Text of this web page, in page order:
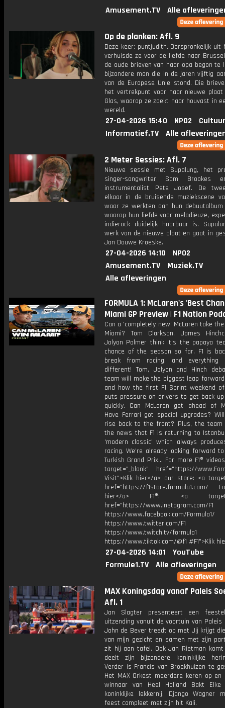
Amusement.TV
Alle
Op de planken: Afl. 9
Deze keer: puntjudith. Oorspronkelijk uit
verhuisde ze voor de liefde naar
de oude brieven van haar opa begon te
bijzondere man die in de jaren vijftig
van de Europese Unie stond. Die
het vertrekpunt voor haar nieuwe
Glas, waarop ze zoekt naar houvast in
wereld.
27-04-2026 15:40 NPO2
Informatief.TV
Alle
2 Meter Sessies: Afl. 7
Nieuwe sessie met Supalung, het
singer-songwriter Sam Brookes
instrumentalist Pete Josef. De
elkaar in de bruisende muziekscene
waar ze werkten aan hun
waarop hun liefde voor melodieuze,
indierock duidelijk hoorbaar is.
werk van de nieuwe plaat en gaat in
Jan Douwe Kroeske.
27-04-2026 14:10
NPO2
Amusement.TV
Muziek.TV
Alle afleveringen
FORMULA 1: McLaren's 'Best
Miami GP Preview | F1 Nation
Can a 'completely new' McLaren take
Miami? Tom Clarkson, James
Jolyon Palmer think it's the papaya
chance of the season so far. F1 is
break from racing, and everything
different! Tom, Jolyon and Hinch
team will make the biggest leap
and how the first F1 Sprint weekend
puts pressure on drivers to get back
quickly. Can McLaren get ahead of
Have Ferrari got special upgrades?
rise back to the front? Plus, the team
the news that F1 is returning to
'modern classic' which always
racing. We're already looking forward
Turkish Grand Prix... For more F1®
target="_blank" href="https://
Visit">Klik hier</a> our store: <a
href="https://f1store.formula1.com/
hier</a> F1®: <a
href="https://www.instagram.com/F1
https://www.facebook.com/Formula1/
https://www.twitter.com/F1
https://www.twitch.tv/formula1
https://www.tiktok.com/@f1 #F1">Klik
27-04-2026 14:01
YouTube
Formule1.TV
Alle afleveringen
MAX Koningsdag vanaf Paleis
Afl. 1
Jan Slagter presenteert een
uitzending vanuit de voortuin van Paleis
John de Bever treedt op met Jij krijgt
van mijn gezicht en samen met zijn
zit hij aan tafel. Ook Jan Rietman
deelt zijn bijzondere koninklijke
Verder is Francis van Broekhuizen te
Het MAX Orkest meerdere keren op en
winnaar van Heel Holland Bakt Elke
koninklijke lekkernij. Django Wagner
feest compleet met zijn hit Kali.